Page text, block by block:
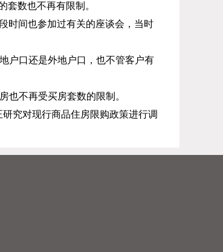
套数也不再有限制。
时间也参加过有关的座谈会，当时
户口还是外地户口，也不管客户有
也不再受买房套数的限制。
究对现行商品住房限购政策进行调